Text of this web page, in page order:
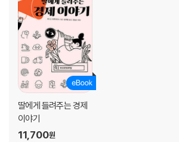
돈의 두 번째 본성 | 클라우드 영주에게 이윤이 중
적인 불평등 | 클라우드 영주들의 등장
5장. 테크노퓨달리즘의 본질
어떻게 이윤은 클라우드 지대에 굴복하게 되었나 |
이션을 떠받치는 테크노퓨달리즘 | 독일 자동차와
딸에게 들려주는 경제
이야기
11,700원